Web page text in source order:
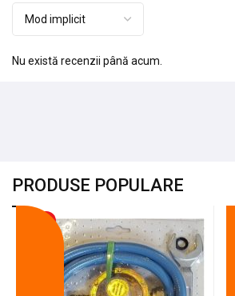
Nu există recenzii până acum.
PRODUSE POPULARE